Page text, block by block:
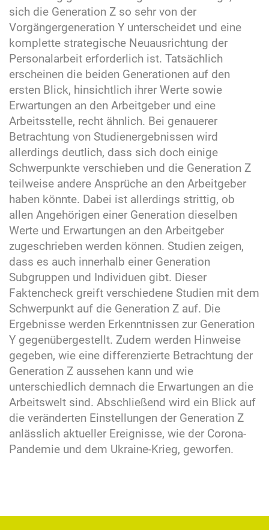
sich die Generation Z so sehr von der
Vorgängergeneration Y unterscheidet und eine
komplette strategische Neuausrichtung der
Personalarbeit erforderlich ist. Tatsächlich
erscheinen die beiden Generationen auf den
ersten Blick, hinsichtlich ihrer Werte sowie
Erwartungen an den Arbeitgeber und eine
Arbeitsstelle, recht ähnlich. Bei genauerer
Betrachtung von Studienergebnissen wird
allerdings deutlich, dass sich doch einige
Schwerpunkte verschieben und die Generation Z
teilweise andere Ansprüche an den Arbeitgeber
haben könnte. Dabei ist allerdings strittig, ob
allen Angehörigen einer Generation dieselben
Werte und Erwartungen an den Arbeitgeber
zugeschrieben werden können. Studien zeigen,
dass es auch innerhalb einer Generation
Subgruppen und Individuen gibt. Dieser
Faktencheck greift verschiedene Studien mit dem
Schwerpunkt auf die Generation Z auf. Die
Ergebnisse werden Erkenntnissen zur Generation
Y gegenübergestellt. Zudem werden Hinweise
gegeben, wie eine differenzierte Betrachtung der
Generation Z aussehen kann und wie
unterschiedlich demnach die Erwartungen an die
Arbeitswelt sind. Abschließend wird ein Blick auf
die veränderten Einstellungen der Generation Z
anlässlich aktueller Ereignisse, wie der Corona-
Pandemie und dem Ukraine-Krieg, geworfen.